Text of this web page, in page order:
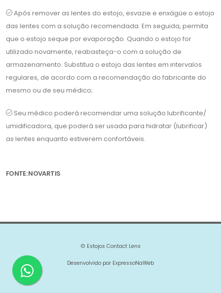
Após remover as lentes do estojo, esvazie e enxágüe o estojo
das lentes com a solução recomendada. Em seguida, permita
que o estojo seque por evaporação. Quando o estojo for
utilizado novamente, reabasteça-o com a solução de
armazenamento. Substitua o estojo das lentes em intervalos
regulares, de acordo com a recomendação do fabricante do
mesmo ou de seu médico;
Seu médico poderá recomendar uma solução lubrificante/
umidificadora, que poderá ser usada para hidratar (lubrificar)
as lentes enquanto estiverem confortáveis.
FONTE: NOVARTIS
© Estojos Contact Lens
Desenvolvido por ExpressoNaWeb